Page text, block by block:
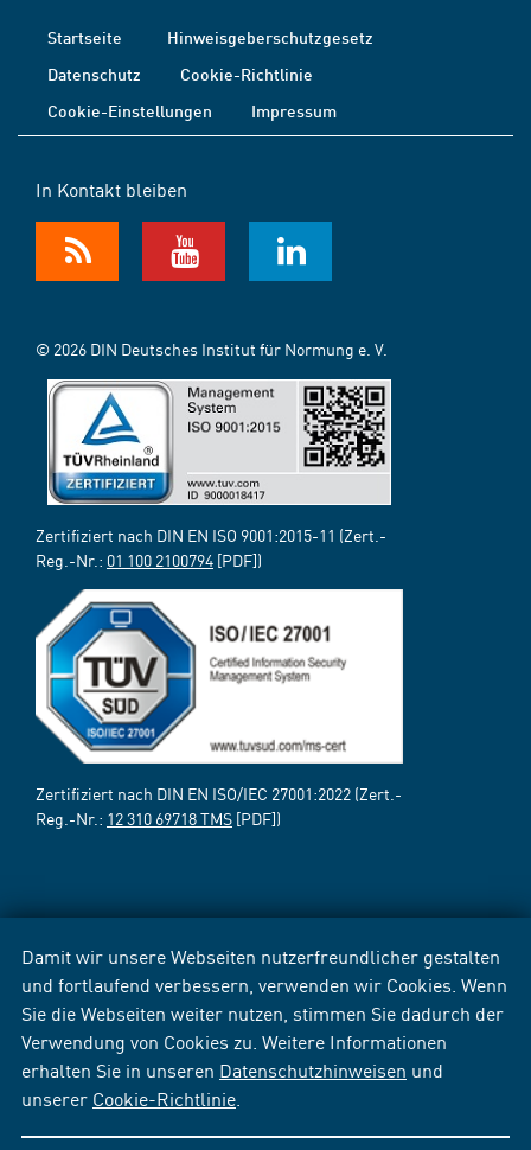
Damit wir unsere Webseiten nutzerfreundlicher gestalten
und fortlaufend verbessern, verwenden wir Cookies. Wenn
Sie die Webseiten weiter nutzen, stimmen Sie dadurch der
Verwendung von Cookies zu. Weitere Informationen
erhalten Sie in unseren Datenschutzhinweisen und
unserer Cookie-Richtlinie
Startseite
Hinweisgeberschutzgesetz
Datenschutz
Cookie-Richtlinie
Cookie-Einstellungen
Impressum
In Kontakt bleiben
© 2026 DIN Deutsches Institut für Normung e. V.
Zertifiziert nach DIN EN ISO 9001:2015-11 (Zert.-
Reg.-Nr.: 01 100 2100794 [PDF])
Zertifiziert nach DIN EN ISO/IEC 27001:2022 (Zert.-
Reg.-Nr.: 12 310 69718 TMS [PDF])